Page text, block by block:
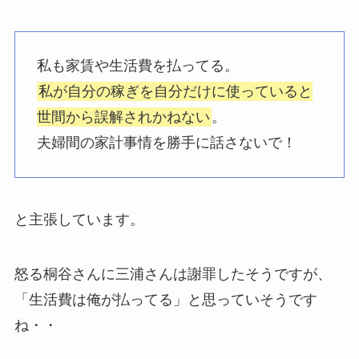
私も家賃や生活費を払ってる。
私が自分の稼ぎを自分だけに使っていると
世間から誤解されかねない 。
夫婦間の家計事情を勝手に話さないで！
と主張しています。
怒る桐谷さんに三浦さんは謝罪したそうですが、
「生活費は俺が払ってる」と思っていそうです
ね・・